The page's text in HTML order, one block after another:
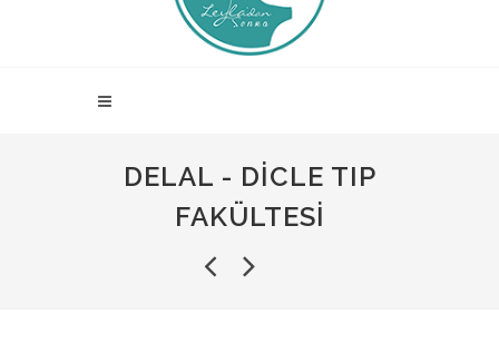
DELAL - DICLE TIP
FAKÜLTESI